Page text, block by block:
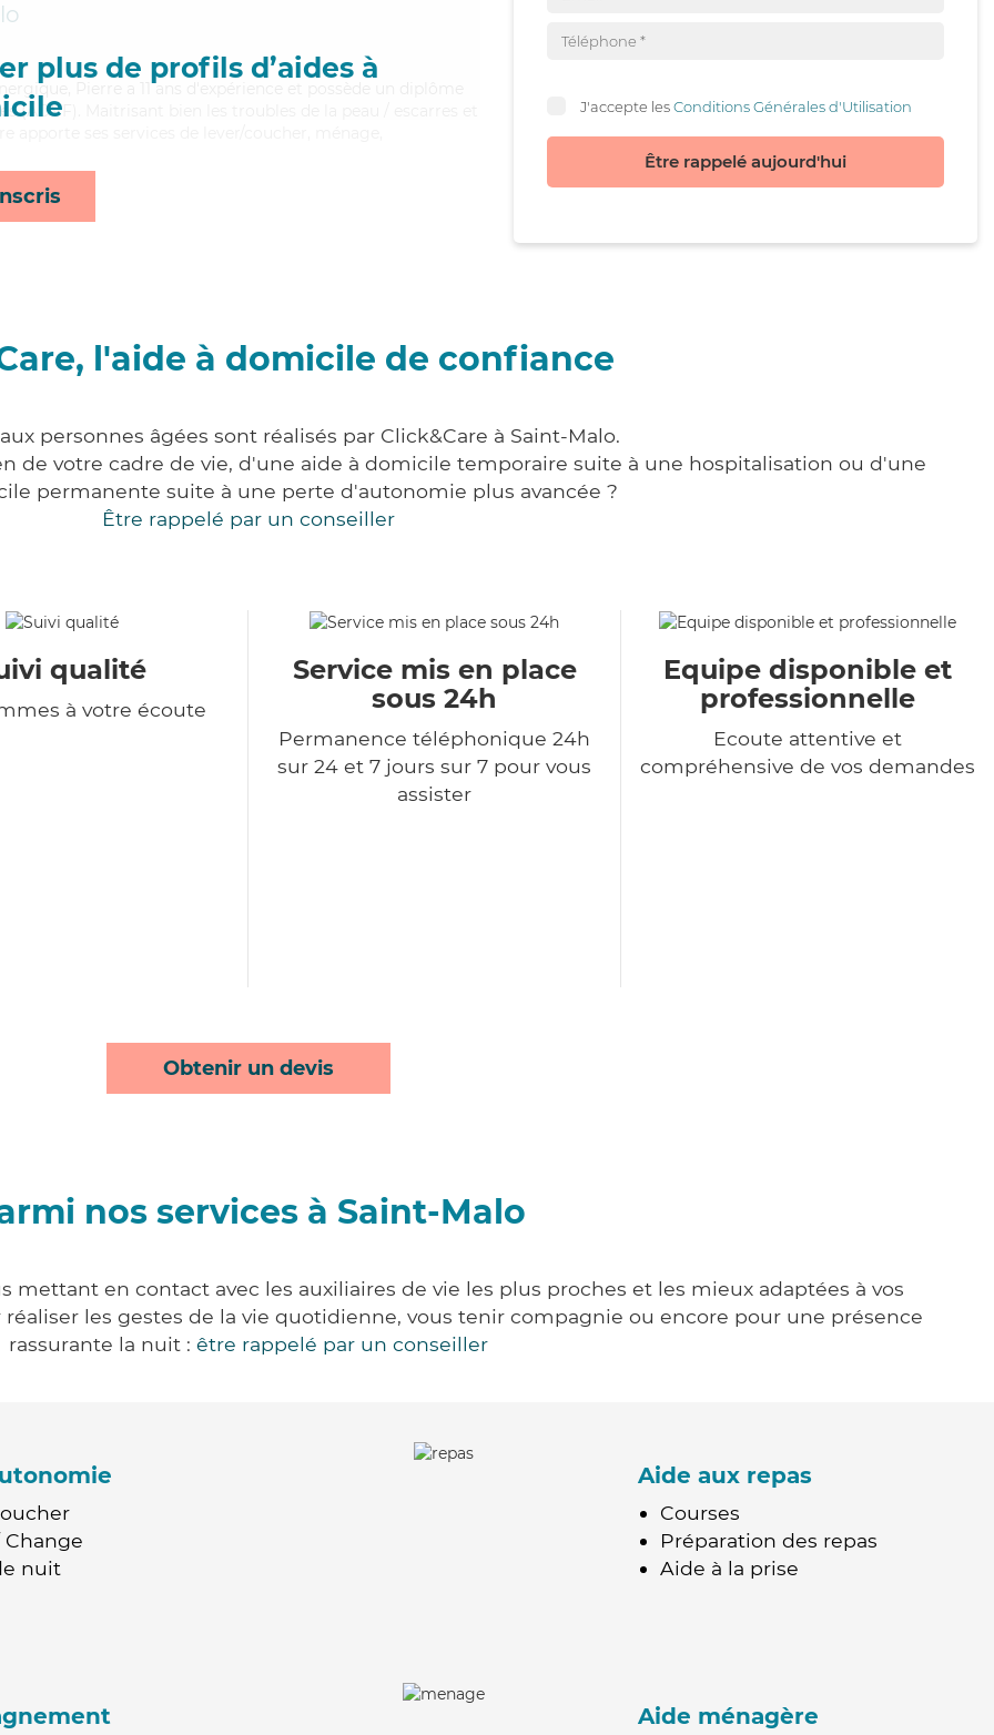
plus de profils d’aides à
Pierre a 11 ans d'expérience et possède un diplôme
(ADVF). Maitrisant bien les troubles de la peau / escarres et
J'accepte lesConditions Générales d'Utilisation
Être rappelé aujourd'hui
l'aide à domicile de confiance
personnes âgées sont réalisés par Click&Care à Saint-Malo.
de votre cadre de vie, d'une aide à domicile temporaire suite à une hospitalisation ou d'une
permanente suite à une perte d'autonomie plus avancée ?
Être rappelé par un conseiller
qualité
à votre écoute
Service mis en place
sous 24h
Permanence téléphonique 24h
sur 24 et 7 jours sur 7 pour vous
assister
Equipe disponible et
professionnelle
Ecoute attentive et
compréhensive de vos demandes
Obtenir un devis
nos services à Saint-Malo
mettant en contact avec les auxiliaires de vie les plus proches et les mieux adaptées à vos
les gestes de la vie quotidienne, vous tenir compagnie ou encore pour une présence
rassurante la nuit : être rappelé par un conseiller
nuit
Aide aux repas
Courses
Préparation des repas
Aide à la prise
Aide ménagère